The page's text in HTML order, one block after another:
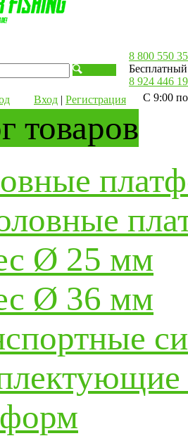
Вход | Регистрация
8 800 550
8 924 446
С 9:00
товаров
Ø 25 мм
Ø 36 мм